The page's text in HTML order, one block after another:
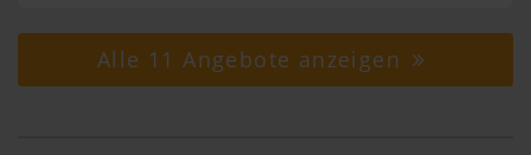
Alle 11 Angebote anzeigen